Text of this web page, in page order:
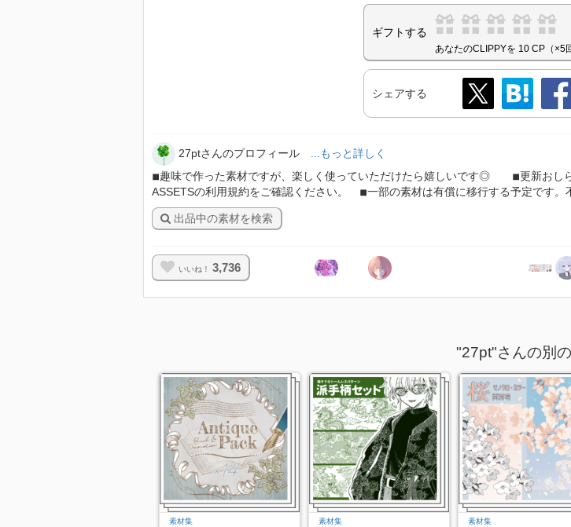
ギフトする
あなたのCLIPPYを 10 CP（×5
シェアする
27ptさんのプロフィール
...もっと詳しく
◾︎趣味で作った素材ですが、楽しく使っていただけたら嬉しいです◎ ◾︎更新お
ASSETSの利用規約をご確認ください。 ◾︎一部の素材は有償に移行する予定です。
出品中の素材を検索
いいね！ 3,736
"27pt"さんの別
素材集 素材集 素材集